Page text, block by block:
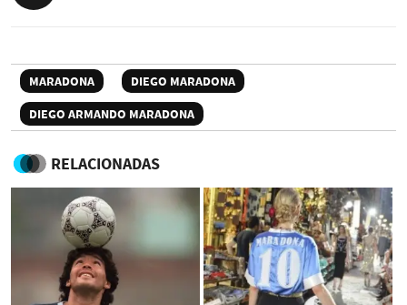
MARADONA
DIEGO MARADONA
DIEGO ARMANDO MARADONA
RELACIONADAS